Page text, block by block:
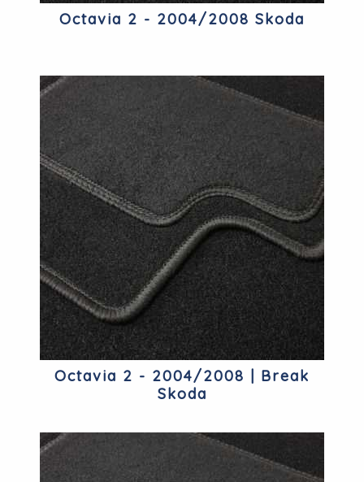
Octavia 2 - 2004/2008 Skoda
Octavia 2 - 2004/2008 | Break
Skoda